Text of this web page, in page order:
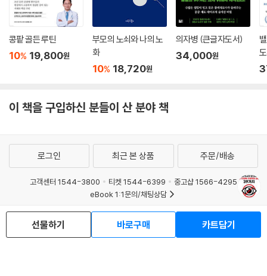
콩팥 골든 루틴
10% 19,800원
부모의 노쇠와 나의 노
화
10% 18,720원
의자병 (큰글자도서)
34,000원
이 책을 구입하신 분들이 산 분야 책
선물하기 바로구매 카트담기
로그인 최근 본 상품 주문/배송
고객센터 1544-3800 티켓 1544-6399
중고샵 1566-4295
eBook 1:1문의/채팅상담
예스이십사(주) 사업자 정보
이용약관
개인정보처리방침
청소년보호정책